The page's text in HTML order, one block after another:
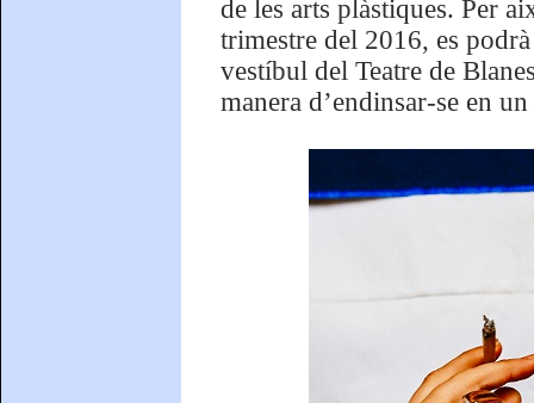
de les arts plàstiques. Per
trimestre del 2016, es
vestíbul del Teatre de
manera d’endinsar-se en